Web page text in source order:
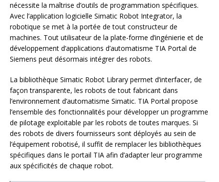
nécessite la maîtrise d’outils de programmation spécifiques.
Avec l’application logicielle Simatic Robot Integrator, la
robotique se met à la portée de tout constructeur de
machines. Tout utilisateur de la plate-forme d’ingénierie et de
développement d’applications d’automatisme TIA Portal de
Siemens peut désormais intégrer des robots.
La bibliothèque Simatic Robot Library permet d’interfacer, de
façon transparente, les robots de tout fabricant dans
l’environnement d’automatisme Simatic. TIA Portal propose
l’ensemble des fonctionnalités pour développer un programme
de pilotage exploitable par les robots de toutes marques. Si
des robots de divers fournisseurs sont déployés au sein de
l’équipement robotisé, il suffit de remplacer les bibliothèques
spécifiques dans le portail TIA afin d’adapter leur programme
aux spécificités de chaque robot.